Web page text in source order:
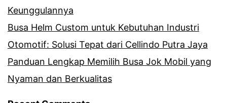
Keunggulannya
Busa Helm Custom untuk Kebutuhan Industri
Otomotif: Solusi Tepat dari Cellindo Putra Jaya
Panduan Lengkap Memilih Busa Jok Mobil yang
Nyaman dan Berkualitas